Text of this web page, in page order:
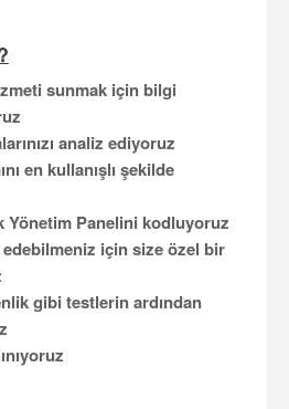
sunmak için bilgi
analiz ediyoruz
en kullanışlı şekilde
Yönetim Panelini kodluyoruz
için size özel bir
gibi testlerin ardından